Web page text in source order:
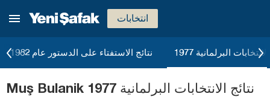
انتخابات
نتائج الاستفتاء على الدستور عام 1982 البرلمانية 1977
Muş Bulanik نتائج الانتخابات البرلمانية 1977